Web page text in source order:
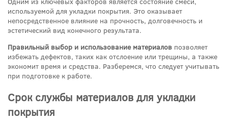
используемой для укладки покрытия. Это оказывает
непосредственное влияние на прочность, долговечность и
эстетический вид конечного результата.
Правильный выбор и использование материалов позволяет
избежать дефектов, таких как отслоение или трещины, а также
экономит время и средства. Разберемся, что следует учитывать
при подготовке к работе.
Срок службы материалов для укладки
покрытия